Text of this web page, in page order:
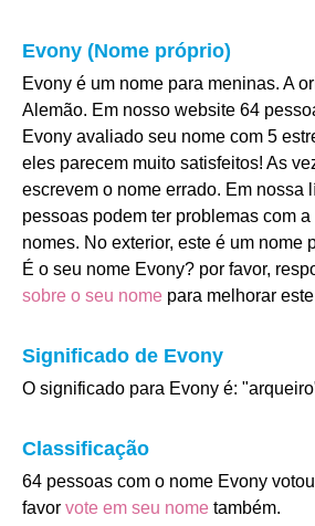
Evony (Nome próprio)
Evony é um nome para meninas. A
Alemão. Em nosso website 64
Evony avaliado seu nome com 5
eles parecem muito satisfeitos! As
escrevem o nome errado. Em nossa
pessoas podem ter problemas com
nomes. No exterior, este é um nome
É o seu nome Evony? por favor,
sobre o seu nome para melhorar
Significado de Evony
O significado para Evony é:
Classificação
64 pessoas com o nome Evony
favor vote em seu nome também.